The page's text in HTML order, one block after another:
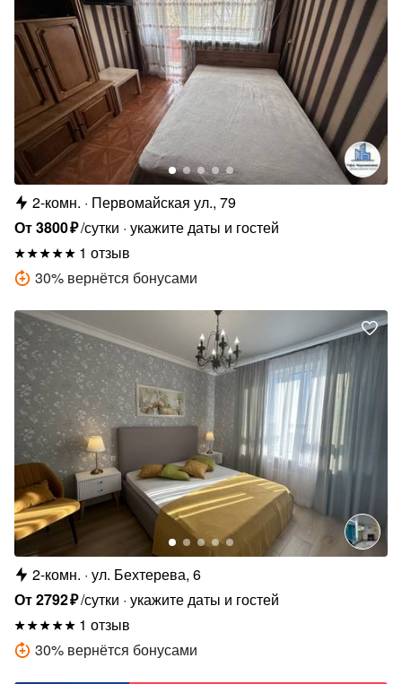
2-комн.
Первомайская ул., 79
От3800₽/сутки укажите даты и гостей
1 отзыв
30% вернётся бонусами
2-комн. ул. Бехтерева, 6
От2792₽/сутки укажите даты и гостей
1 отзыв
30% вернётся бонусами